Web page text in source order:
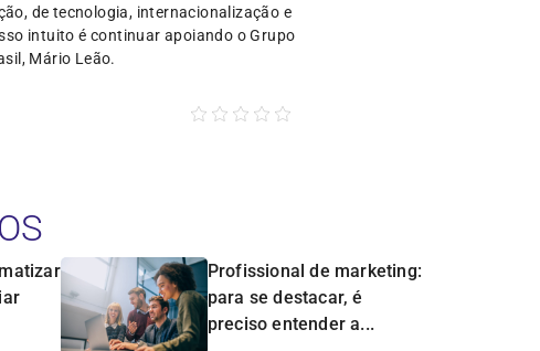
de tecnologia, internacionalização e
intuito é continuar apoiando o Grupo
Mário Leão.
Profissional de marketing:
para se destacar, é
preciso entender a...